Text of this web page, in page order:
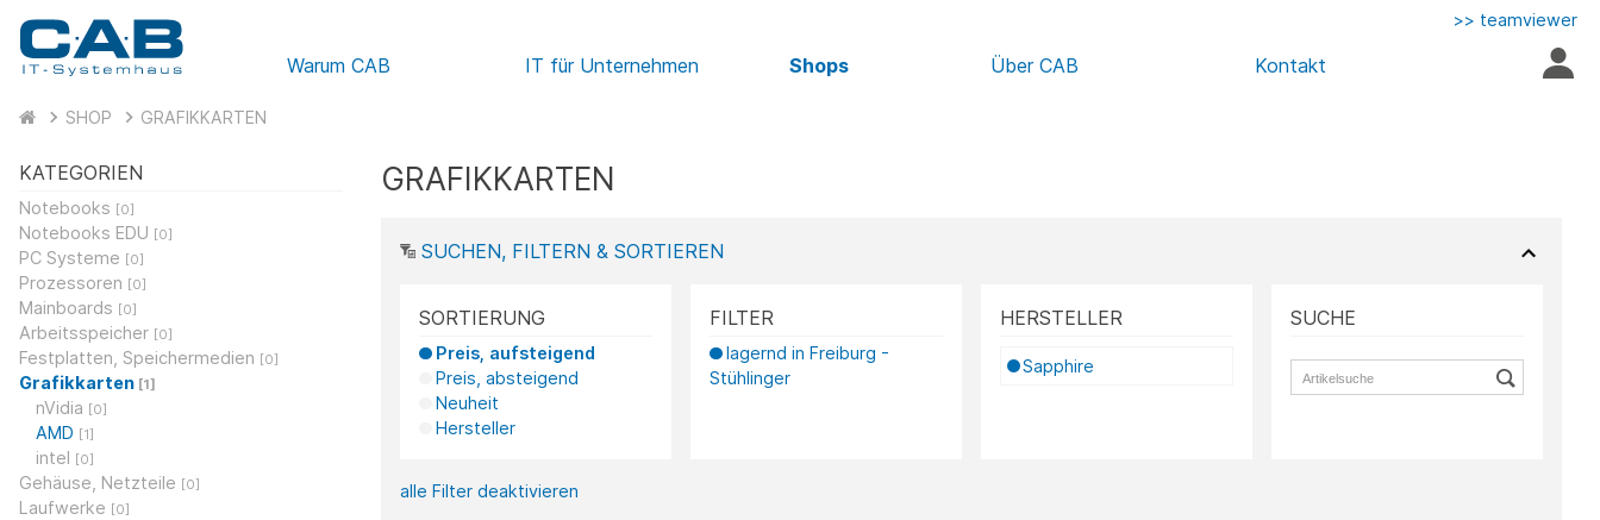
Warum CAB IT für Unternehmen Shops Über CAB Kontakt
>> teamviewer
SHOP GRAFIKKARTEN
KATEGORIEN
Notebooks [0]
Notebooks EDU [0]
PC Systeme [0]
Prozessoren [0]
Mainboards [0]
Arbeitsspeicher [0]
Festplatten, Speichermedien [0]
Grafikkarten [1]
nVidia [0]
AMD [1]
intel [0]
Gehäuse, Netzteile [0]
Laufwerke [0]
GRAFIKKARTEN
SUCHEN, FILTERN & SORTIEREN
SORTIERUNG
Preis, aufsteigend
Preis, absteigend
Neuheit
Hersteller
FILTER
lagernd in Freiburg -
Stühlinger
HERSTELLER
Sapphire
SUCHE
alle Filter deaktivieren